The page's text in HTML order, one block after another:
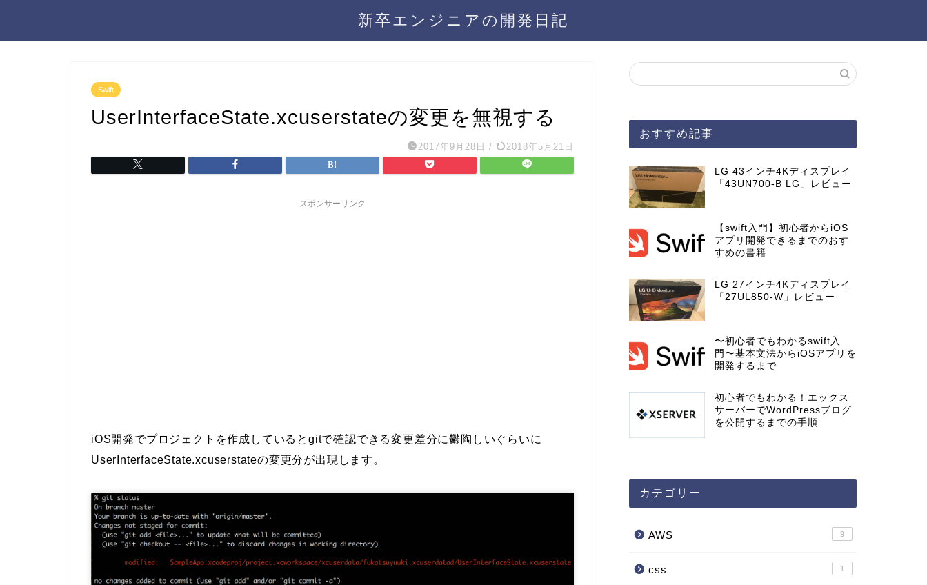
新卒エンジニアの開発日記
Swift
UserInterfaceState.xcuserstateの変更を無視する
2017年9月28日 / 2018年5月21日
スポンサーリンク
iOS開発でプロジェクトを作成しているとgitで確認できる変更差分に鬱陶しいぐらいに
UserInterfaceState.xcuserstateの変更分が出現します。
おすすめ記事
LG 43インチ4Kディスプレイ
「43UN700-B LG」レビュー
【swift入門】初心者からiOS
アプリ開発できるまでのおす
すめの書籍
LG 27インチ4Kディスプレイ
「27UL850-W」レビュー
〜初心者でもわかるswift入
門〜基本文法からiOSアプリを
開発するまで
初心者でもわかる！エックス
サーバーでWordPressブログ
を公開するまでの手順
カテゴリー
AWS 9
css 1